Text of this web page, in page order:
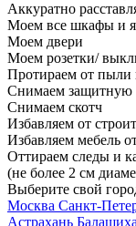
Аккуратно
Моем все шкафы и
Моем двери
Моем розетки/
Протираем от пыли
Снимаем защитную
Снимаем скотч
Избавляем от
Избавляем мебель
Оттираем следы и
(не более 2 см
Выберите свой
Москва Санкт-
Астрахань Балашиха